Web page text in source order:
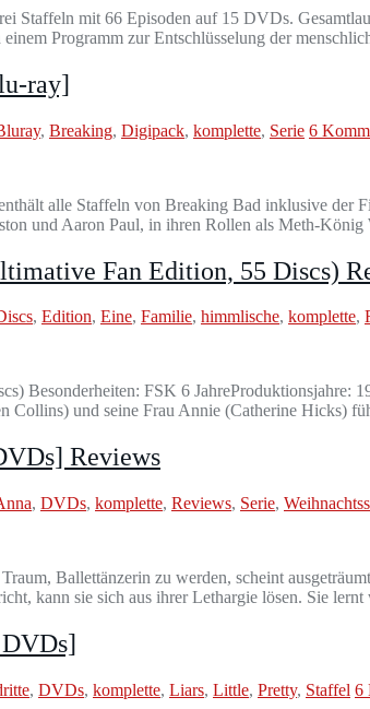
Staffeln mit 66 Episoden auf 15 DVDs.
Programm zur Entschlüsselung der
ray]
, Breaking, Digipack, komplette, Serie 6
alle Staffeln von Breaking Bad inklusive der
und Aaron Paul, in ihren Rollen als Meth-
Fan Edition, 55 Discs)
, Edition, Eine, Familie, himmlische, komplette,
Besonderheiten: FSK 6 JahreProduktionsjahre:
Collins) und seine Frau Annie (Catherine
Reviews
, DVDs, komplette, Reviews, Serie,
Ballettänzerin zu werden, scheint
kann sie sich aus ihrer Lethargie lösen. Sie
, DVDs, komplette, Liars, Little, Pretty, Staffel 6